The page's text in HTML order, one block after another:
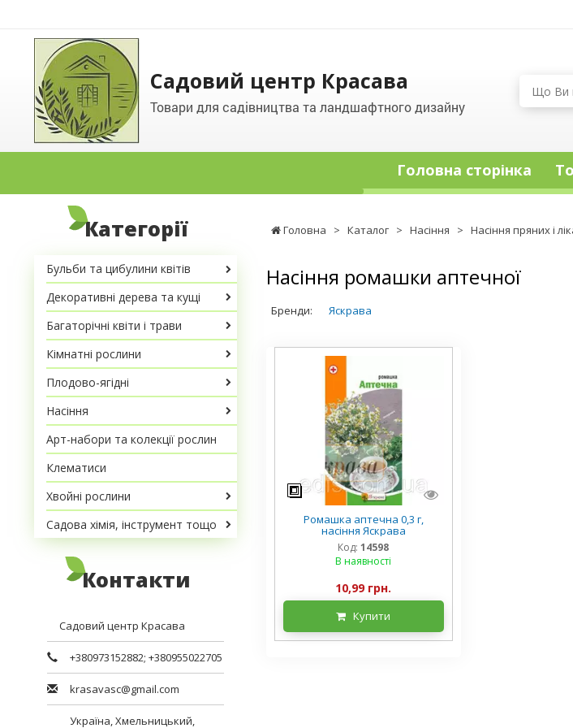
Садовий центр Красава
Товари для садівництва та ландшафтного дизайну
Головна сторінка
Головна > Каталог > Насіння > Насіння пряних і
Насіння ромашки аптечної
Бренди: Яскрава
Ромашка аптечна 0,3 г,
насіння Яскрава
Код: 14598
В наявності
10,99 грн.
Купити
Категорії
Бульби та цибулини квітів
Декоративні дерева та кущі
Багаторічні квіти і трави
Кімнатні рослини
Плодово-ягідні
Насіння
Арт-набори та колекції рослин
Клематиси
Хвойні рослини
Садова хімія, інструмент тощо
Контакти
Садовий центр Красава
+380973152882; +380955022705
krasavasc@gmail.com
Україна,Хмельницький,